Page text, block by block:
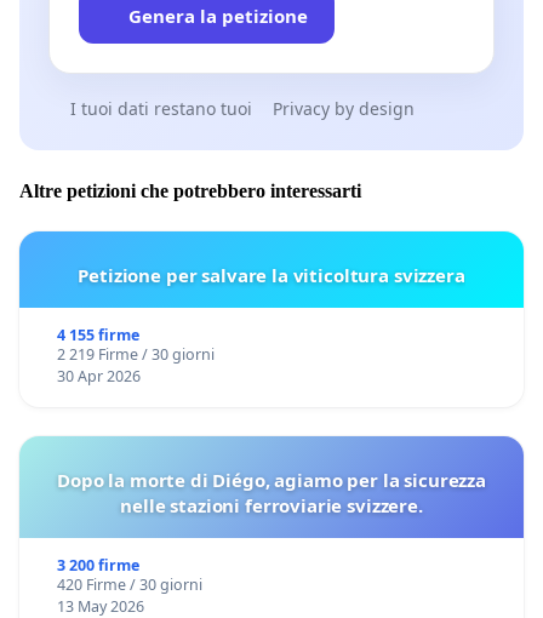
Genera la petizione
I tuoi dati restano tuoi Privacy by design
Altre petizioni che potrebbero interessarti
Petizione per salvare la viticoltura svizzera
4 155 firme
2 219 Firme / 30 giorni
30 Apr 2026
Dopo la morte di Diégo, agiamo per la sicurezza
nelle stazioni ferroviarie svizzere.
3 200 firme
420 Firme / 30 giorni
13 May 2026